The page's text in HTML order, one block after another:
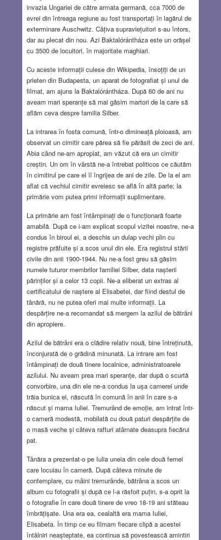
invazia Ungariei de către armata germană, cca 7000 de
evrei din întreaga regiune au fost transportați în lagărul de
exterminare Auschwitz. Câțiva supraviețuitori s-au întors,
dar au plecat din nou. Azi Baktalórántháza este un orășel
cu 3500 de locuitori, în majoritate maghiari.
Cu aceste informații culese din Wikipedia, însoțiți de un
prieten din Budapesta, un aparat de fotografiat și unul de
filmat, am ajuns la Baktalórántháza. După 60 de ani nu
aveam mari speranțe să mai găsim martori de la care să
aflăm ceva despre familia Silber.
La intrarea în fosta comună, într-o dimineață ploioasă, am
observat un cimitir care părea să fie părăsit de zeci de ani.
Abia când ne-am apropiat, am văzut că era un cimitir
creștin. Un om în vârstă ne-a întrebat politicos ce căutăm
în cimitirul pe care el îl îngrijea de ani de zile. De la el am
aflat că vechiul cimitir evreiesc se află în altă parte; la
primărie vom putea primi informații suplimentare.
La primărie am fost întâmpinați de o funcționară foarte
amabilă. După ce i-am explicat scopul vizitei noastre, ne-a
condus în biroul ei, a deschis un dulap vechi plin cu
registre prăfuite și a scos unul din ele. Era registrul stării
civile din anii 1900-1944. Nu ne-a fost greu să găsim
numele tuturor membrilor familiei Silber, data nașterii
părinților și a celor 13 copii. Ne-a eliberat un extras al
certificatului de naștere al Elisabetei, dar fiind destul de
tânără, nu ne putea oferi mai multe informații. La
despărțire ne-a recomandat să mergem la azilul de bătrâni
din apropiere.
Azilul de bătrâni era o clădire relativ nouă, bine întreținută,
înconjurată de o grădină minunată. La intrare am fost
întâmpinați de două tinere localnice, administratoarele
azilului. Nu aveam prea mari speranțe, dar după o scurtă
convorbire, una din ele ne-a condus la ușa camerei unde
trăia bunica ei, născută în comună în anii în care s-a
născut și mama Iuliei. Tremurând de emoție, am intrat într-
o cameră modestă, mobilată cu două paturi despărțite de
o masă veche și câteva rafturi atârnate deasupra fiecărui
pat.
Tânăra a prezentat-o pe Iulia uneia din cele două femei
care locuiau în cameră. După câteva minute de
contemplare, cu mâini tremurânde, bătrâna a scos un
album cu fotografii și după ce l-a răsfoit puțin, s-a oprit la
o fotografie în care două tinere de vreo 18-19 ani stăteau
îmbrățișate. Una era ea, cealaltă era mama Iuliei,
Elisabeta. În timp ce eu filmam fiecare clipă a acestei
întâlniri neașteptate, ea continua să povestească amintiri